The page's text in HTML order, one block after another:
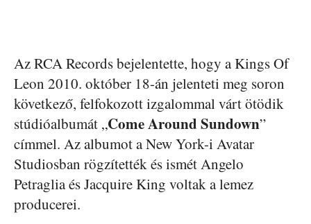
Az RCA Records bejelentette, hogy a Kings Of
Leon 2010. október 18-án jelenteti meg soron
következő, felfokozott izgalommal várt ötödik
stúdióalbumát „Come Around Sundown”
címmel. Az albumot a New York-i Avatar
Studiosban rögzítették és ismét Angelo
Petraglia és Jacquire King voltak a lemez
producerei.